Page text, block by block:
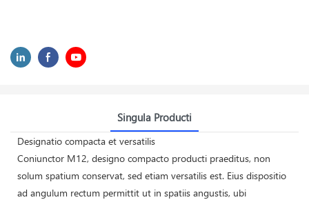
Singula Producti
Designatio compacta et versatilis
Coniunctor M12, designo compacto producti praeditus, non
solum spatium conservat, sed etiam versatilis est. Eius dispositio
ad angulum rectum permittit ut in spatiis angustis, ubi